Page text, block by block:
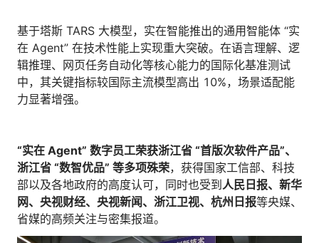
基于塔斯 TARS 大模型，实在智能推出的通用智能体 “实
在 Agent” 在技术性能上实现重大突破。在语言理解、逻
辑推理、网页任务自动化等核心能力的国际化基准测试
中，其关键指标较国际主流模型高出 10%，场景适配能
力显著增强。
“实在 Agent” 数字员工荣获浙江省 “首版次软件产品”、
浙江省 “数智优品” 等多项殊荣，获得国家工信部、科技
部以及各地政府的高度认可，同时也受到人民日报、新华
网、央视财经、央视新闻、浙江卫视、杭州日报等央媒、
省媒的高频关注与密集报道。